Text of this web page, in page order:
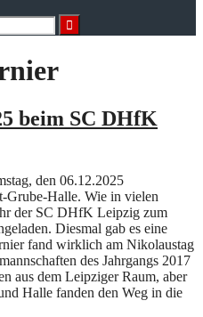
beim SC DHfK
den 06.12.2025
Grube-Halle. Wie in vielen
der SC DHfK Leipzig zum
Diesmal gab es eine
fand wirklich am Nikolaustag
des Jahrgangs 2017
aus dem Leipziger Raum, aber
Halle fanden den Weg in die